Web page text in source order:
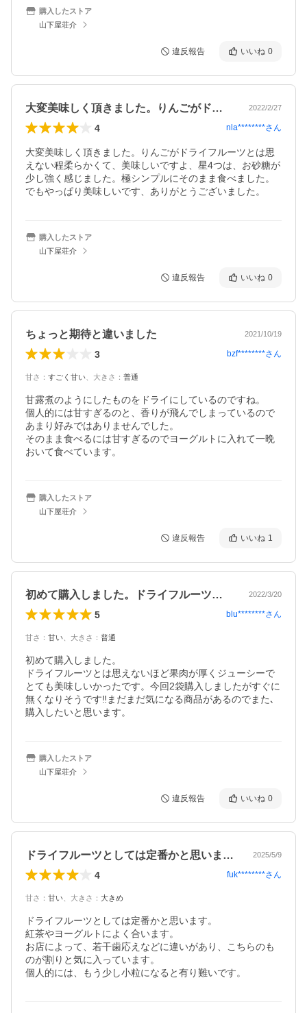
購入したストア
山下屋荘介
違反報告 いいね 0
大変美味しく頂きました。りんごがドライ… 2022/2/27
4 nla********さん
大変美味しく頂きました。りんごがドライフルーツとは思
えない程柔らかくて、美味しいですよ、星4つは、お砂糖が
少し強く感じました。極シンプルにそのまま食べました。
でもやっぱり美味しいです、ありがとうございました。
購入したストア
山下屋荘介
違反報告 いいね 0
ちょっと期待と違いました 2021/10/19
3 bzf********さん
甘さ ： すごく甘い 大きさ ： 普通
甘露煮のようにしたものをドライにしているのですね。
個人的には甘すぎるのと、香りが飛んでしまっているので
あまり好みではありませんでした。
そのまま食べるには甘すぎるのでヨーグルトに入れて一晩
おいて食べています。
購入したストア
山下屋荘介
違反報告 いいね 1
初めて購入しました。ドライフルーツとは… 2022/3/20
5 blu********さん
甘さ ： 甘い 大きさ ： 普通
初めて購入しました。
ドライフルーツとは思えないほど果肉が厚くジューシーで
とても美味しいかったです。今回2袋購入しましたがすぐに
無くなりそうです‼︎まだまだ気になる商品があるのでまた､
購入したいと思います。
購入したストア
山下屋荘介
違反報告 いいね 0
ドライフルーツとしては定番かと思います… 2025/5/9
4 fuk********さん
甘さ ： 甘い 大きさ ： 大きめ
ドライフルーツとしては定番かと思います。
紅茶やヨーグルトによく合います。
お店によって、若干歯応えなどに違いがあり、こちらのも
のが割りと気に入っています。
個人的には、もう少し小粒になると有り難いです。